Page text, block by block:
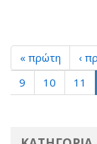
« πρώτη ‹
9
10 11